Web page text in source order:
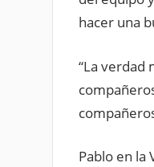
hacer una
“La verdad
Pablo en la